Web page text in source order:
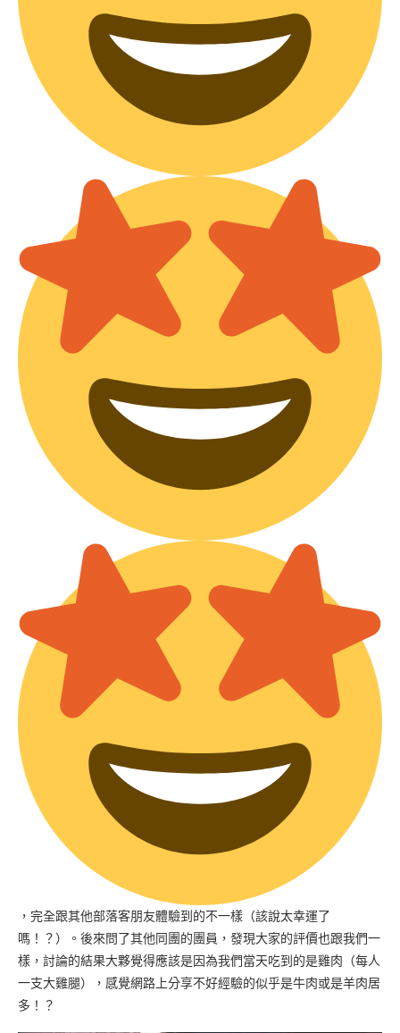
，完全跟其他部落客朋友體驗到的不一樣（該說太幸運了
嗎！？）。後來問了其他同團的團員，發現大家的評價也跟我們一
樣，討論的結果大夥覺得應該是因為我們當天吃到的是雞肉（每人
一支大雞腿），感覺網路上分享不好經驗的似乎是牛肉或是羊肉居
多！？